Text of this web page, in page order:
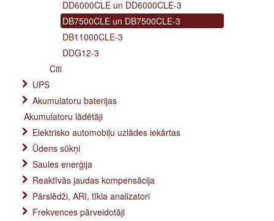
DD6000CLE un DD6000CLE-3
DB7500CLE un DB7500CLE-3
DB11000CLE-3
DDG12-3
Citi
UPS
Akumulatoru baterijas
Akumulatoru lādētāji
Elektrisko automobiļu uzlādes iekārtas
Ūdens sūkņi
Saules enerģija
Reaktīvās jaudas kompensācija
Pārslēdži, ARI, tīkla analizatori
Frekvences pārveidotāji